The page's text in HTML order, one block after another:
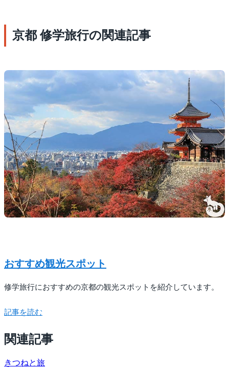
京都 修学旅行の関連記事
おすすめ観光スポット
修学旅行におすすめの京都の観光スポットを紹介しています。
記事を読む
関連記事
きつねと旅